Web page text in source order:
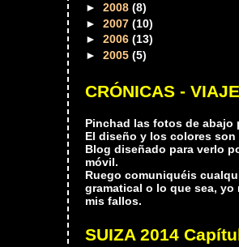
►2008(8)
►2007(10)
►2006(13)
►2005(5)
CRÓNICAS -
Pinchad las fotos de abajo
El diseño y los colores
Blog diseñado para verlo
móvil.
Ruego comuniquéis
gramatical o lo que sea,
mis fallos.
SUIZA 2014